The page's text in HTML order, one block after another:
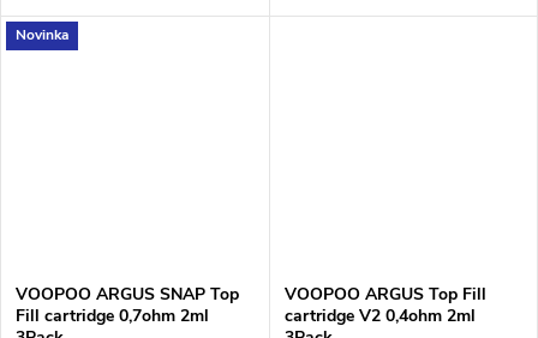
CODE 2.0, která umožňuje
přepínání mezi odpory 0.4Ω,
řady ARGUS Pod Family. Nabízí
Novinka
VOOPOO ARGUS SNAP Top
Fill cartridge 0,7ohm 2ml
VOOPOO ARGUS Top Fill
cartridge V2 0,4ohm 2ml